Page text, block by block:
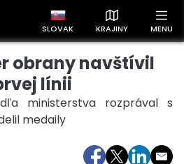
SLOVAK KRAJINY MENU
krajín
podľa krajín a získajte rýchly
obrany navštívil
línii
ministerstva rozprával s
medaily